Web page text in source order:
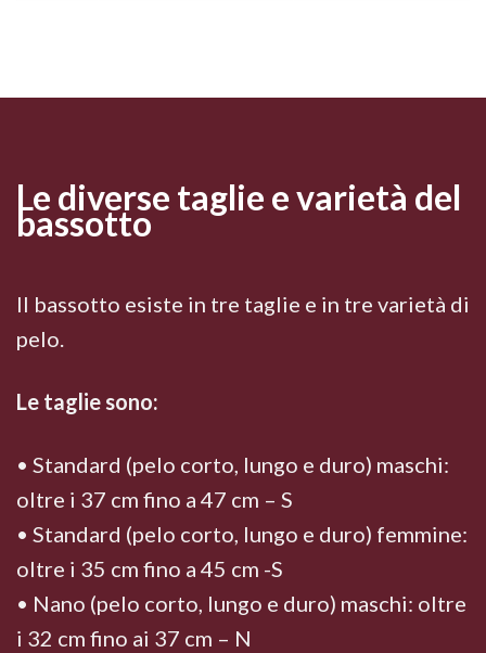
Le diverse taglie e varietà del
bassotto
Il bassotto esiste in tre taglie e in tre varietà di
pelo.
Le taglie sono:
• Standard (pelo corto, lungo e duro) maschi:
oltre i 37 cm fino a 47 cm – S
• Standard (pelo corto, lungo e duro) femmine:
oltre i 35 cm fino a 45 cm -S
• Nano (pelo corto, lungo e duro) maschi: oltre
i 32 cm fino ai 37 cm – N